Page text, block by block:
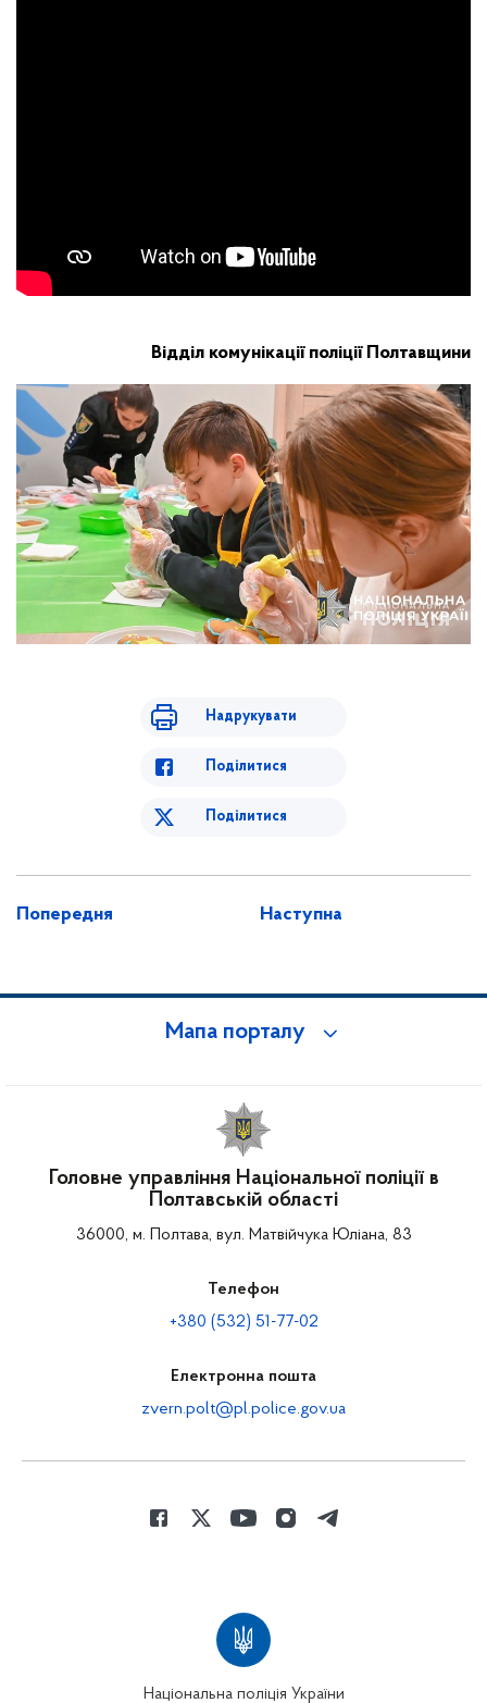
Відділ комунікації поліції Полтавщини
Надрукувати
Поділитися
Поділитися
Попередня Наступна
Мапа порталу
Головне управління Національної поліції в
Полтавській області
36000, м. Полтава, вул. Матвійчука Юліана, 83
Телефон
+380 (532) 51-77-02
Електронна пошта
zvern.polt@pl.police.gov.ua
Національна поліція України